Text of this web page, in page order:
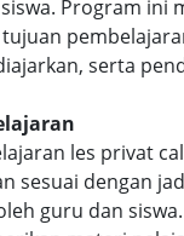
Program ini
serta
les privat
sesuai dengan
guru dan